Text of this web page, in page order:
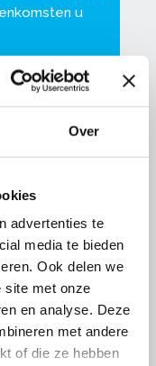
Over
advertenties te
media te bieden
Ook delen we
site met onze
en analyse. Deze
met andere
of die ze hebben
u
date zijn, op
inloggen
Wij
vragen: